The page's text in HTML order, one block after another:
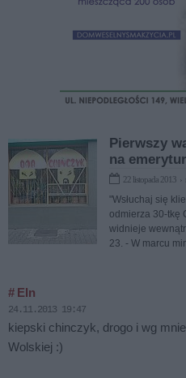
Pierwszy
na
22 listopada 2013 ›
"Wsłuchaj się
odmierza 30-tkę
widnieje
23. - W marcu
# Eln
24.11.2013 19:47
kiepski chinczyk, drogo i wg
Wolskiej :)